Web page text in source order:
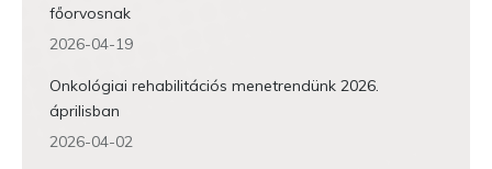
főorvosnak
2026-04-19
Onkológiai rehabilitációs menetrendünk 2026.
áprilisban
2026-04-02